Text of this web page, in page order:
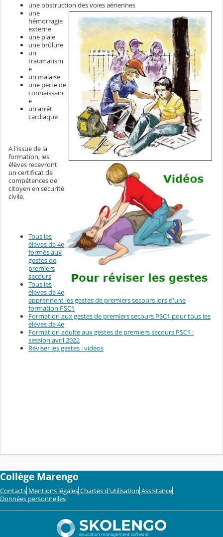
une obstruction des voies aériennes
une
hémorragie
externe
une plaie
une brûlure
un
traumatism
e
un malaise
une perte de
connaissanc
e
un arrêt
cardiaque
A l'issue de la
formation, les
élèves recevront
un certificat de
compétences de
citoyen en sécurité
civile.
Tous les
élèves de 4e
formés aux
gestes de
premiers
secours
Tous les
élèves de 4e
apprennent les gestes de premiers secours lors d'une
formation PSC1
Formation aux gestes de premiers secours PSC1 pour tous les
élèves de 4e
Formation adulte aux gestes de premiers secours PSC1 :
session avril 2022
Réviser les gestes : vidéos
Collège Marengo
Contacts Mentions légales Chartes d'utilisation Assistance
Données personnelles